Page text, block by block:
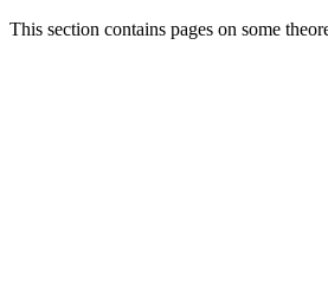
This section contains pages on some